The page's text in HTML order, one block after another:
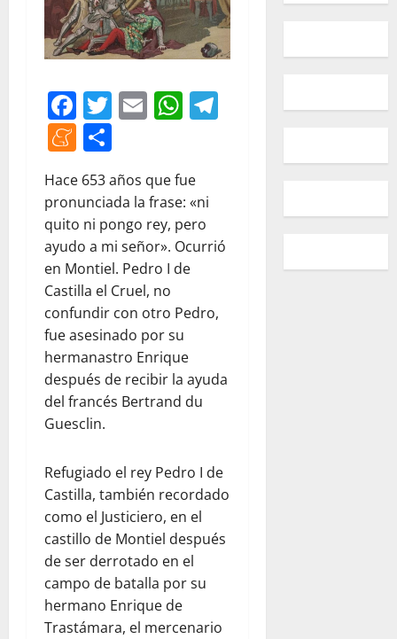
Facebook
Twitter
EmailWhatsApp
Telegram
Meneame
Hace 653 años que fue
pronunciada la frase: «ni
quito ni pongo rey, pero
ayudo a mi señor». Ocurrió
en Montiel. Pedro I de
Castilla el Cruel, no
confundir con otro Pedro,
fue asesinado por su
hermanastro Enrique
después de recibir la ayuda
del francés Bertrand du
Guesclin.
Refugiado el rey Pedro I de
Castilla, también recordado
como el Justiciero, en el
castillo de Montiel después
de ser derrotado en el
campo de batalla por su
hermano Enrique de
Trastámara, el mercenario